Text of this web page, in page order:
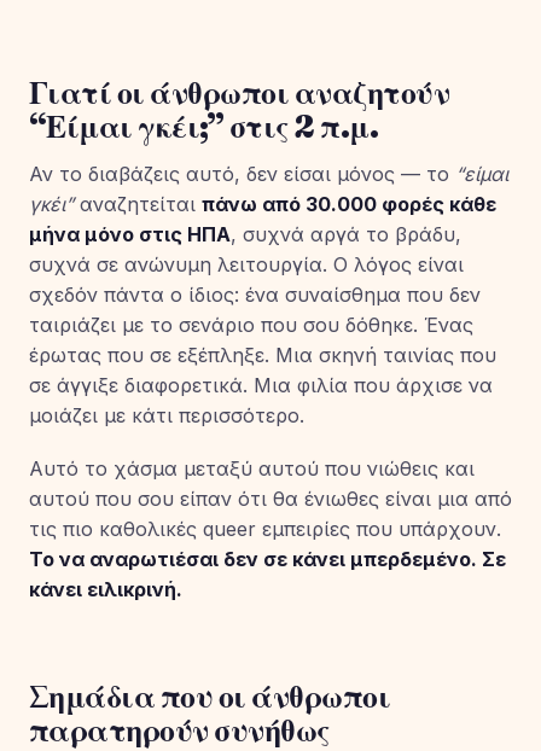
Γιατί οι άνθρωποι αναζητούν
“Είμαι γκέι;” στις 2 π.μ.
Αν το διαβάζεις αυτό, δεν είσαι μόνος — το “είμαι
γκέι”αναζητείται πάνω από 30.000 φορές κάθε
μήνα μόνο στις ΗΠΑ, συχνά αργά το βράδυ,
συχνά σε ανώνυμη λειτουργία. Ο λόγος είναι
σχεδόν πάντα ο ίδιος: ένα συναίσθημα που δεν
ταιριάζει με το σενάριο που σου δόθηκε. Ένας
έρωτας που σε εξέπληξε. Μια σκηνή ταινίας που
σε άγγιξε διαφορετικά. Μια φιλία που άρχισε να
μοιάζει με κάτι περισσότερο.
Αυτό το χάσμα μεταξύ αυτού που νιώθεις και
αυτού που σου είπαν ότι θα ένιωθες είναι μια από
τις πιο καθολικές queer εμπειρίες που υπάρχουν.
Το να αναρωτιέσαι δεν σε κάνει μπερδεμένο. Σε
κάνει ειλικρινή.
Σημάδια που οι άνθρωποι
παρατηρούν συνήθως